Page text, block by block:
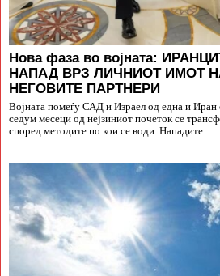
Нова фаза во војната:
НАПАД ВРЗ ЛИЧНИОТ ИМОТ
НЕГОВИТЕ ПАРТНЕРИ
Војната помеѓу САД и Израел од една и Иран
седум месеци од нејзиниот почеток се
според методите по кои се води. Нападите